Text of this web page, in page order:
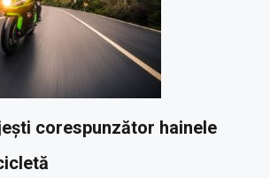
corespunzător hainele